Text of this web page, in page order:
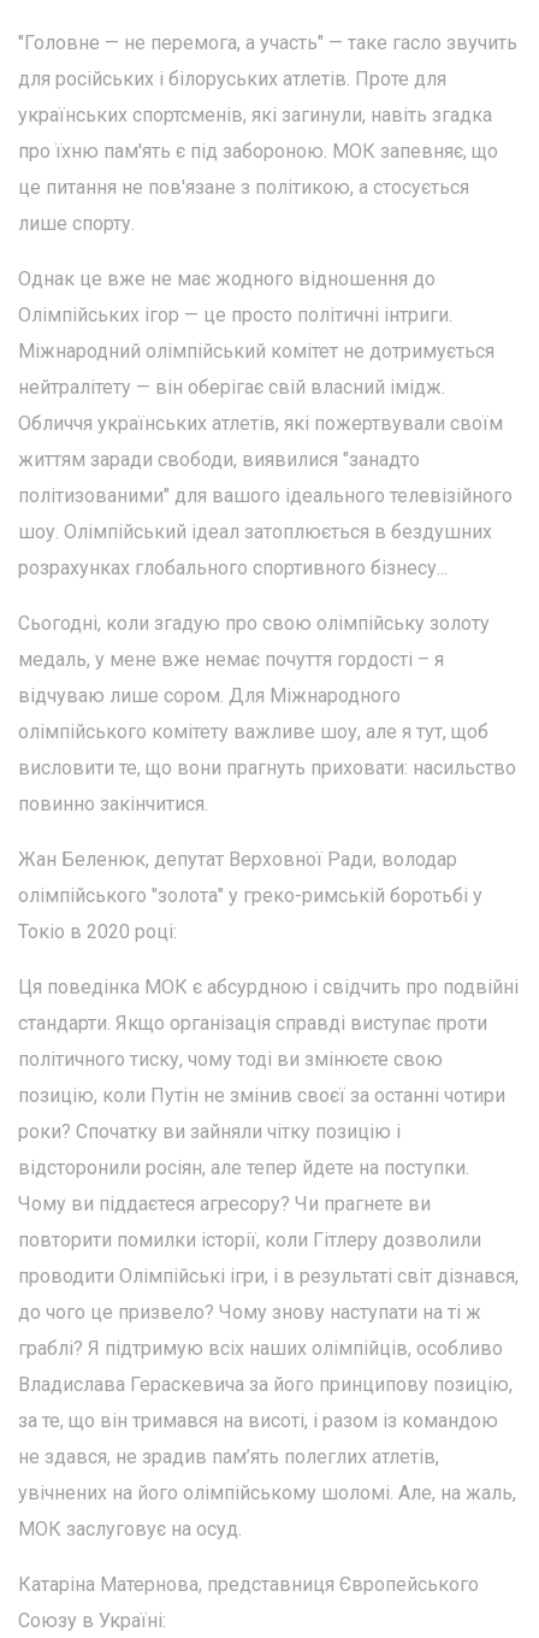
"Головне — не перемога, а участь" — таке гасло звучить
для російських і білоруських атлетів. Проте для
українських спортсменів, які загинули, навіть згадка
про їхню пам'ять є під забороною. МОК запевняє, що
це питання не пов'язане з політикою, а стосується
лише спорту.
Однак це вже не має жодного відношення до
Олімпійських ігор — це просто політичні інтриги.
Міжнародний олімпійський комітет не дотримується
нейтралітету — він оберігає свій власний імідж.
Обличчя українських атлетів, які пожертвували своїм
життям заради свободи, виявилися "занадто
політизованими" для вашого ідеального телевізійного
шоу. Олімпійський ідеал затоплюється в бездушних
розрахунках глобального спортивного бізнесу...
Сьогодні, коли згадую про свою олімпійську золоту
медаль, у мене вже немає почуття гордості – я
відчуваю лише сором. Для Міжнародного
олімпійського комітету важливе шоу, але я тут, щоб
висловити те, що вони прагнуть приховати: насильство
повинно закінчитися.
Жан Беленюк, депутат Верховної Ради, володар
олімпійського "золота" у греко-римській боротьбі у
Токіо в 2020 році:
Ця поведінка МОК є абсурдною і свідчить про подвійні
стандарти. Якщо організація справді виступає проти
політичного тиску, чому тоді ви змінюєте свою
позицію, коли Путін не змінив своєї за останні чотири
роки? Спочатку ви зайняли чітку позицію і
відсторонили росіян, але тепер йдете на поступки.
Чому ви піддаєтеся агресору? Чи прагнете ви
повторити помилки історії, коли Гітлеру дозволили
проводити Олімпійські ігри, і в результаті світ дізнався,
до чого це призвело? Чому знову наступати на ті ж
граблі? Я підтримую всіх наших олімпійців, особливо
Владислава Гераскевича за його принципову позицію,
за те, що він тримався на висоті, і разом із командою
не здався, не зрадив пам’ять полеглих атлетів,
увічнених на його олімпійському шоломі. Але, на жаль,
МОК заслуговує на осуд.
Катаріна Матернова, представниця Європейського
Союзу в Україні: